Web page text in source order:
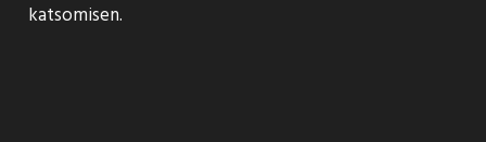
katsomisen.